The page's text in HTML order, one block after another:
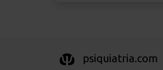
psiquiatria.com